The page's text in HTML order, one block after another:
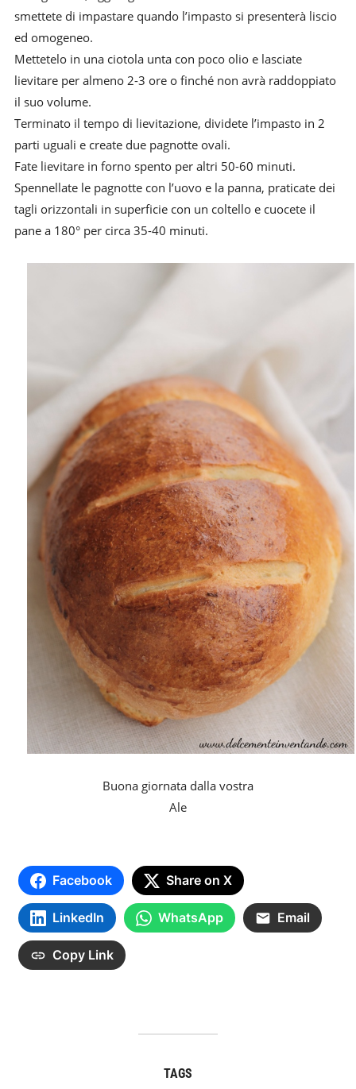
smettete di impastare quando l’impasto si presenterà liscio
ed omogeneo.
Mettetelo in una ciotola unta con poco olio e lasciate
lievitare per almeno 2-3 ore o finché non avrà raddoppiato
il suo volume.
Terminato il tempo di lievitazione, dividete l’impasto in 2
parti uguali e create due pagnotte ovali.
Fate lievitare in forno spento per altri 50-60 minuti.
Spennellate le pagnotte con l’uovo e la panna, praticate dei
tagli orizzontali in superficie con un coltello e cuocete il
pane a 180° per circa 35-40 minuti.
Buona giornata dalla vostra
Ale
Facebook Share on X
LinkedIn WhatsApp Email
Copy Link
TAGS